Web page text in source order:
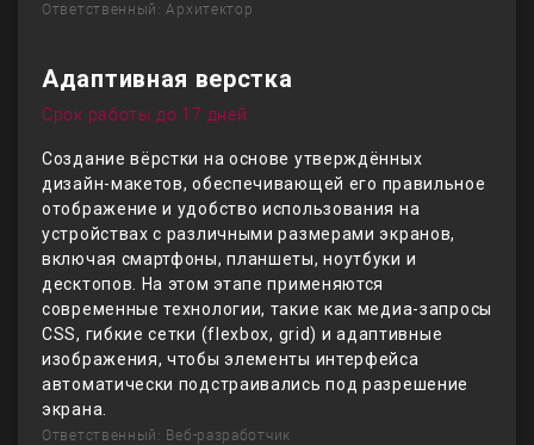
Ответственный: Архитектор
Адаптивная верстка
Срок работы до 17 дней
Создание вёрстки на основе утверждённых
дизайн-макетов, обеспечивающей его правильное
отображение и удобство использования на
устройствах с различными размерами экранов,
включая смартфоны, планшеты, ноутбуки и
десктопов. На этом этапе применяются
современные технологии, такие как медиа-запросы
CSS, гибкие сетки (flexbox, grid) и адаптивные
изображения, чтобы элементы интерфейса
автоматически подстраивались под разрешение
экрана.
Ответственный: Веб-разработчик